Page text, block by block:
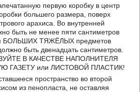
первую коробку в центр
большего размера, поверх
арахиса. Во внутренней
быть не менее пяти сантиметров
БОЛЬШИХ ТЯЖЁЛЫХ предметов
быть двенадцать сантиметров.
В КАЧЕСТВЕ НАПОЛНИТЕЛЯ
ГАЗЕТУ или ЛИСТОВОЙ ПЛАСТИК!
пространство во второй
из пенопласта, не оставляя